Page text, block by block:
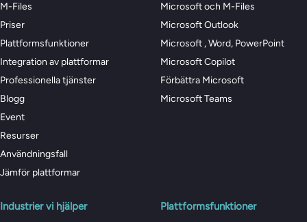
M-Files
Priser
Plattformsfunktioner
Integration av plattformar
Professionella tjänster
Blogg
Event
Resurser
Användningsfall
Jämför plattformar
Microsoft och M-Files
Microsoft Outlook
Microsoft , Word, PowerPoint
Microsoft Copilot
Förbättra Microsoft
Microsoft Teams
Industrier vi hjälper Plattformsfunktioner